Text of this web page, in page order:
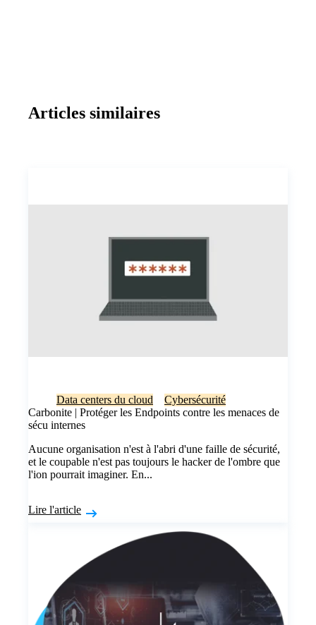
Articles similaires
Data centers du cloud
Cybersécurité
Carbonite | Protéger les Endpoints contre les menaces de
sécu internes
Aucune organisation n'est à l'abri d'une faille de sécurité,
et le coupable n'est pas toujours le hacker de l'ombre que
l'ion pourrait imaginer. En...
Lire l'article